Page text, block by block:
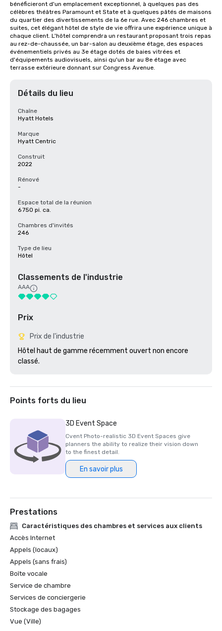
bénéficieront d'un emplacement exceptionnel, à quelques pas des
célèbres théâtres Paramount et State et à quelques pâtés de maisons
du quartier des divertissements de la 6e rue. Avec 246 chambres et
suites, cet élégant hôtel de style de vie offrira une expérience unique à
chaque client. L'hôtel comprendra un restaurant proposant trois repas
au rez-de-chaussée, un bar-salon au deuxième étage, des espaces
événementiels privés au 3e étage dotés de baies vitrées et
d'équipements audiovisuels, ainsi qu'un bar au 8e étage avec
terrasse extérieure donnant sur Congress Avenue.
Détails du lieu
Chaîne
Hyatt Hotels
Marque
Hyatt Centric
Construit
2022
Rénové
-
Espace total de la réunion
6 750 pi. ca.
Chambres d'invités
246
Type de lieu
Hôtel
Classements de l'industrie
AAA
Prix
Prix de l'industrie
Hôtel haut de gamme récemment ouvert non encore
classé.
Points forts du lieu
3D Event Space
Cvent Photo-realistic 3D Event Spaces give
planners the ability to realize their vision down
to the finest detail.
En savoir plus
Prestations
Caractéristiques des chambres et services aux clients
Accès Internet
Appels (locaux)
Appels (sans frais)
Boîte vocale
Service de chambre
Services de conciergerie
Stockage des bagages
Vue (Ville)